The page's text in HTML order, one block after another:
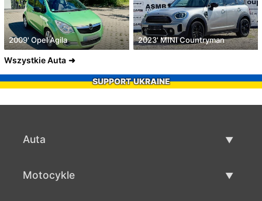
2009' Opel Agila 2023' MINI Countryman
Wszystkie Auta
SUPPORT UKRAINE
Auta
Motocykle